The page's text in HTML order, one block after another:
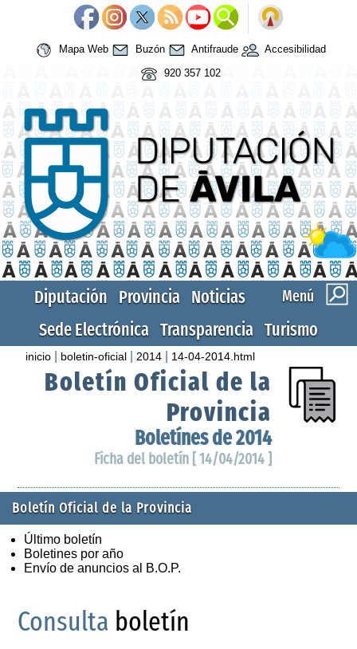
Mapa Web Buzón Antifraude
Accesibilidad
920 357 102
Menú
Diputación Provincia Noticias
Sede Electrónica Transparencia Turismo
inicio boletin-oficial 2014 14-04-2014.html
Boletín Oficial de la
Provincia
Boletínes de 2014
Ficha del boletín [ 14/04/2014 ]
Boletín Oficial de la Provincia
Último boletín
Boletines por año
Envío de anuncios al B.O.P.
Consulta boletín